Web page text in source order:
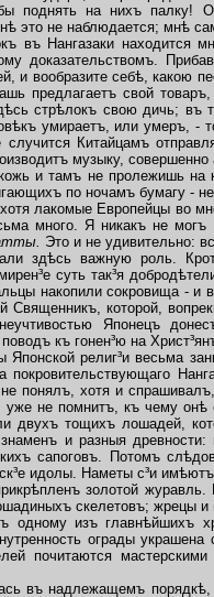
поднять на нихъ палку!
это не наблюдается; мнѣ
Нангазаки находится
доказательствомъ.
и вообразите себѣ, какою
предлагаетъ свой товаръ,
стрѣлокъ свою дичь;
умираетъ, или умеръ, -
Китайцамъ
музыку, совершенно
и тамъ не пролежишь на
по ночамъ бумагу -
лакомые Европейцы во
много. Я никакъ не могъ
Это и не удивительно:
здѣсь важную роль.
суть так³я
накопили сокровища - и
Священникъ, которой,
Японецъ
къ гонен³ю на
религ³и весьма
покровительствующаго
понялъ, хотя и
уже не помнитъ, къ чему онѣ
двухъ тощихъ лошадей,
и разныя
сапоговъ. Потомъ
идолы. Наметы с³и
золотой
скелетовъ; жрецы и
изъ главнѣйшихъ
ограды
почитаются
въ надлежащемъ